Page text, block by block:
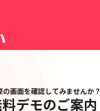
の画面を確認してみませんか？
デモのご案内